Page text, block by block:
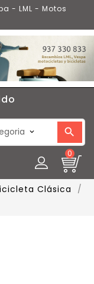
- LML - Motos
0
Clásica